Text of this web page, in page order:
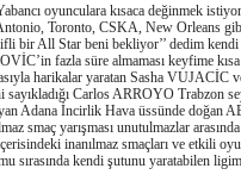
oyunculara kısaca değinmek
Toronto, CSKA, New Orleans gibi
bir All Star beni bekliyor’’ dedim
fazla süre almaması keyfime
harikalar yaratan Sasha VUJACİC
sayıkladığı Carlos ARROYO Trabzon
Adana İncirlik Hava üssünde doğan
smaç yarışması unutulmazlar
inanılmaz smaçları ve etkili
sırasında kendi şutunu yaratabilen